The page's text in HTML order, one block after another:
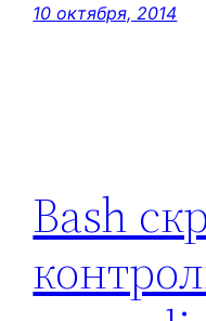
10 октября, 2014
Bash